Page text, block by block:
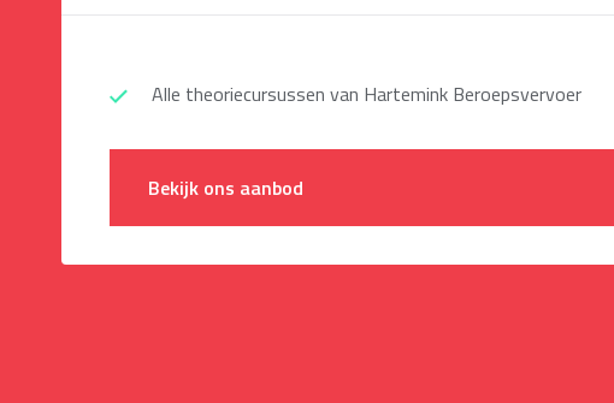
Alle theoriecursussen van Hartemink Beroepsvervoer
Bekijk ons aanbod